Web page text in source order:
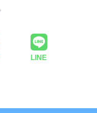
LINE